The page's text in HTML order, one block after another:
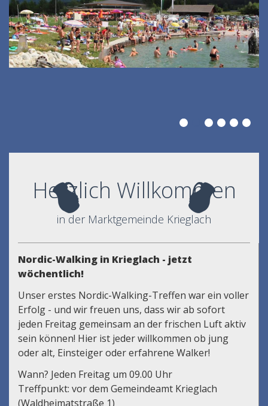
Herzlich Willkommen
in der Marktgemeinde Krieglach
Nordic-Walking in Krieglach - jetzt
wöchentlich!
Unser erstes Nordic-Walking-Treffen war ein voller
Erfolg - und wir freuen uns, dass wir ab sofort
jeden Freitag gemeinsam an der frischen Luft aktiv
sein können! Hier ist jeder willkommen ob jung
oder alt, Einsteiger oder erfahrene Walker!
Wann? Jeden Freitag um 09.00 Uhr
Treffpunkt: vor dem Gemeindeamt Krieglach
(Waldheimatstraße 1)